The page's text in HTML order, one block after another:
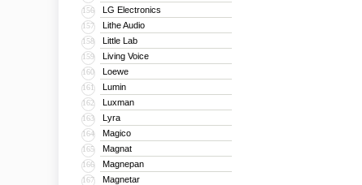
156 LG Electronics
157 Lithe Audio
158 Little Lab
159 Living Voice
160 Loewe
161 Lumin
162 Luxman
163 Lyra
164 Magico
165 Magnat
166 Magnepan
167 Magnetar